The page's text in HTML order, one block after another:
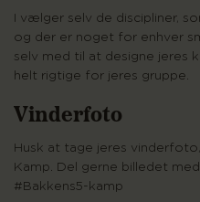
I vælger selv de discipliner,
og der er noget for enhver
selv med til at designe jeres
helt rigtige for jeres gruppe.
Vinderfoto
Husk at tage jeres
Kamp. Del gerne billedet
#Bakkens5-kamp